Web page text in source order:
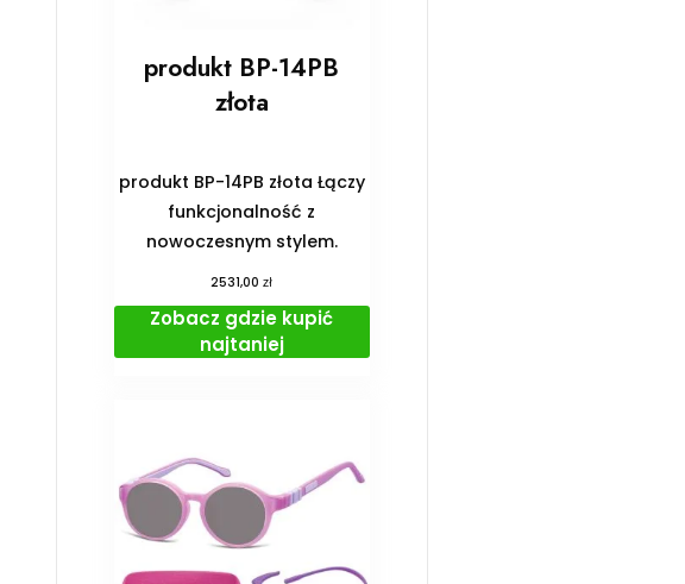
produkt BP-14PB
złota
produkt BP-14PB złota Łączy
funkcjonalność z
nowoczesnym stylem.
2531,00zł
Zobacz gdzie kupić
najtaniej